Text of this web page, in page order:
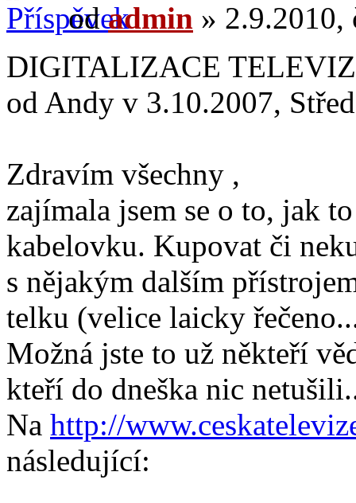
odadmin » 2.9.2010,
DIGITALIZACE
od Andy v 3.10.2007,
Zdravím všechny ,
zajímala jsem se o to, jak
kabelovku. Kupovat či
s nějakým dalším
telku (velice laicky
Možná jste to už někteří
kteří do dneška nic
Na http://
následující: